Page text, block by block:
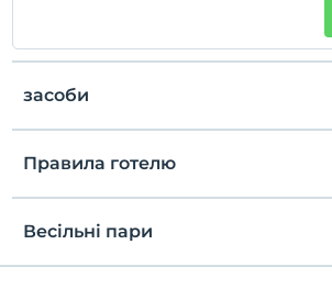
засоби
Правила готелю
перевірь
En erken saat 14:00 ve sonrası
Перевірити
Весільні пари